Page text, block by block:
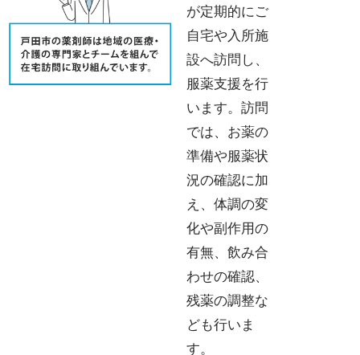
が定期的にご
自宅や入所施
設へ訪問し、
服薬支援を行
います。訪問
では、 お薬の
準備や服薬状
況の確認に加
え、体調の変
化や副作用の
有無、 飲み合
わせの確認、
残薬の調整な
ども行いま
す。